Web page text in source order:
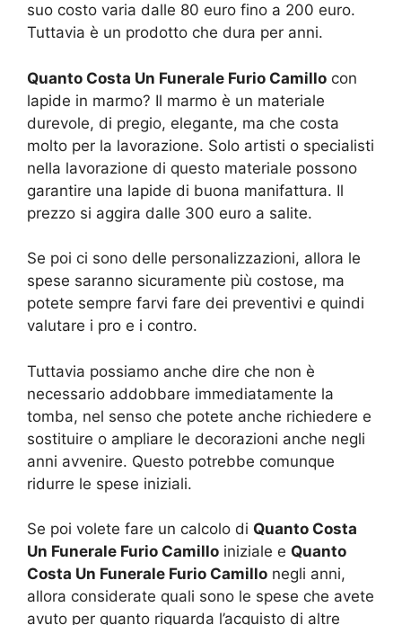
suo costo varia dalle 80 euro fino a 200 euro.
Tuttavia è un prodotto che dura per anni.
Quanto Costa Un Funerale Furio Camillo con
lapide in marmo? Il marmo è un materiale
durevole, di pregio, elegante, ma che costa
molto per la lavorazione. Solo artisti o specialisti
nella lavorazione di questo materiale possono
garantire una lapide di buona manifattura. Il
prezzo si aggira dalle 300 euro a salite.
Se poi ci sono delle personalizzazioni, allora le
spese saranno sicuramente più costose, ma
potete sempre farvi fare dei preventivi e quindi
valutare i pro e i contro.
Tuttavia possiamo anche dire che non è
necessario addobbare immediatamente la
tomba, nel senso che potete anche richiedere e
sostituire o ampliare le decorazioni anche negli
anni avvenire. Questo potrebbe comunque
ridurre le spese iniziali.
Se poi volete fare un calcolo di Quanto Costa
Un Funerale Furio Camillo iniziale e Quanto
Costa Un Funerale Furio Camillo negli anni,
allora considerate quali sono le spese che avete
avuto per quanto riguarda l’acquisto di altre